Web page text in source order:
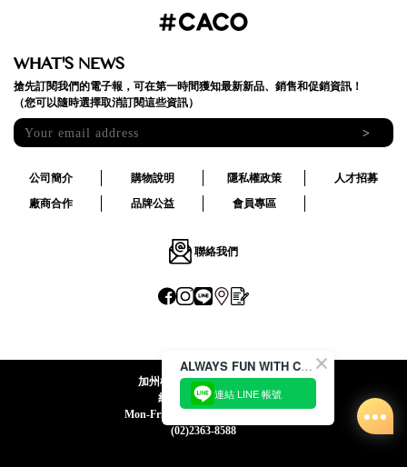
WHAT'S NEWS
搶先訂閱我們的電子報，可在第一時間獲知最新新品、銷售和促銷資訊！
（您可以隨時選擇取消訂閱這些資訊）
>
公司簡介 購物說明 隱私權政策
人才招募
廠商合作
品牌公益 會員專區
聯絡我們
加州椰子國際股份有限公司
統一編號:24492069
Mon-Fri 09:00-12:30 / 13:30-18:00
(02)2363-8588
ALWAYS FUN WITH CACO !
連結 LINE 帳號